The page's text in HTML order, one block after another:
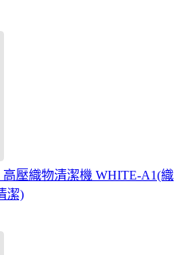
壓織物清潔機 WHITE-A1(織
潔)